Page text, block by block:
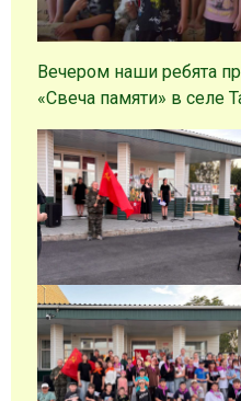
Вечером наши ребята
«Свеча памяти» в селе